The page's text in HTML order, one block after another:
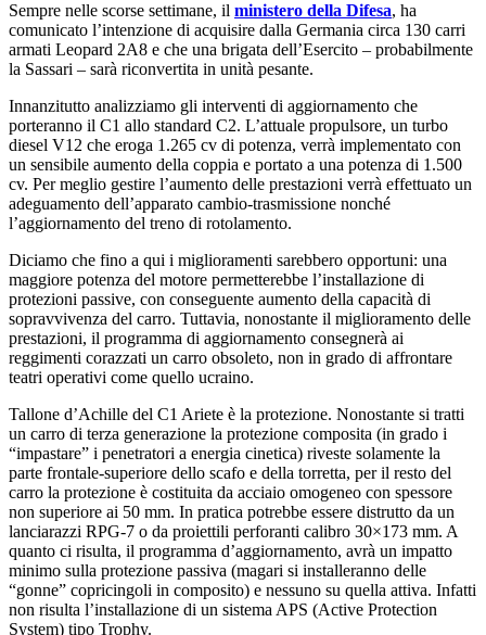
Sempre nelle scorse settimane, il ministero della Difesa, ha
comunicato l’intenzione di acquisire dalla Germania circa 130 carri
armati Leopard 2A8 e che una brigata dell’Esercito – probabilmente
la Sassari – sarà riconvertita in unità pesante.
Innanzitutto analizziamo gli interventi di aggiornamento che
porteranno il C1 allo standard C2. L’attuale propulsore, un turbo
diesel V12 che eroga 1.265 cv di potenza, verrà implementato con
un sensibile aumento della coppia e portato a una potenza di 1.500
cv. Per meglio gestire l’aumento delle prestazioni verrà effettuato un
adeguamento dell’apparato cambio-trasmissione nonché
l’aggiornamento del treno di rotolamento.
Diciamo che fino a qui i miglioramenti sarebbero opportuni: una
maggiore potenza del motore permetterebbe l’installazione di
protezioni passive, con conseguente aumento della capacità di
sopravvivenza del carro. Tuttavia, nonostante il miglioramento delle
prestazioni, il programma di aggiornamento consegnerà ai
reggimenti corazzati un carro obsoleto, non in grado di affrontare
teatri operativi come quello ucraino.
Tallone d’Achille del C1 Ariete è la protezione. Nonostante si tratti
un carro di terza generazione la protezione composita (in grado i
“impastare” i penetratori a energia cinetica) riveste solamente la
parte frontale-superiore dello scafo e della torretta, per il resto del
carro la protezione è costituita da acciaio omogeneo con spessore
non superiore ai 50 mm. In pratica potrebbe essere distrutto da un
lanciarazzi RPG-7 o da proiettili perforanti calibro 30×173 mm. A
quanto ci risulta, il programma d’aggiornamento, avrà un impatto
minimo sulla protezione passiva (magari si installeranno delle
“gonne” copricingoli in composito) e nessuno su quella attiva. Infatti
non risulta l’installazione di un sistema APS (Active Protection
System) tipo Trophy.